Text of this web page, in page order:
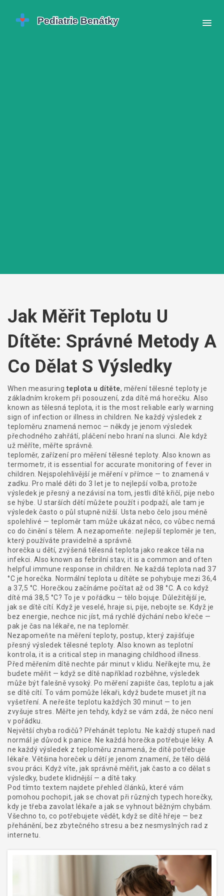
Jak Měřit Teplotu U
Dítěte: Správné Metody A
Co Dělat S Výsledky
When measuring teplota u dítěte, měření tělesné teploty je
základním krokem při posouzení, zda dítě má horečku . Also
known as tělesná teplota, it is the most reliable early warning
sign of infection or illness in children.
Ne každý výsledek z
teploměru znamená nemoc — někdy je jenom výsledek
přechodného zahřátí, pláčení nebo hraní na slunci. Ale když
už měříte, měřte správně.
teploměr, zařízení pro měření tělesné teploty. Also known as
termometr, it is essential for accurate monitoring of fever in
children.
Nejspolehlivější je měření v přímce — to znamená v
zadku. Pro malé děti do 3 let je to nejlepší volba, protože
výsledek je přesný a nezávisí na tom, jestli dítě křičí, pije nebo
se hýbe. U starších dětí můžete použít i podpaží, ale tam je
výsledek často o půl stupně nižší. Usta nebo čelo jsou méně
spolehlivé — teploměr tam může ukázat něco, co vůbec nemá
co do činění s tělem. A nezapomeňte: nejlepší teploměr je ten,
který používáte pravidelně a správně.
horečka u dětí, zvýšená tělesná teplota jako reakce těla na
infekci . Also known as febrilní stav, it is a common and often
helpful immune response in children.
Ne každá teplota nad 37
°C je horečka. Normální teplota u dítěte se pohybuje mezi 36,4
a 37,5 °C. Horečkou začínáme počítat až od 38 °C. A co když
dítě má 38,5 °C? To je v pořádku — tělo bojuje. Důležitější je,
jak se dítě cítí. Když je veselé, hraje si, pije, nebojte se. Když je
bez energie, nechce nic jíst, má rychlé dýchání nebo křeče —
pak je čas na lékaře, ne na teploměr.
Nezapomeňte na měření teploty, postup, který zajišťuje
přesný výsledek tělesné teploty. Also known as teplotní
kontrola, it is a critical step in managing childhood illness.
Před měřením dítě nechte pár minut v klidu. Neříkejte mu, že
budete měřit — když se dítě například rozběhne, výsledek
může být falešně vysoký. Po měření zapište čas, teplotu a jak
se dítě cítí. To vám pomůže lékaři, když budete muset jít na
vyšetření. A neřešte teplotu každých 30 minut — to jen
zvyšuje stres. Měřte jen tehdy, když se vám zdá, že něco není
v pořádku.
Největší chyba rodičů? Přehánět teplotu. Ne každý stupeň nad
normál je důvod k panice. Ne každá horečka potřebuje léky. A
ne každý výsledek z teploměru znamená, že dítě potřebuje
lékaře. Většina horeček u dětí je jenom znamení, že tělo dělá
svou práci. Když víte, jak správně měřit, jak často a co dělat s
výsledky, budete klidnější — a dítě taky.
Pod tímto textem najdete přehled článků, které vám
pomohou pochopit, jak se chovat při různých typech horečky,
kdy je třeba zavolat lékaře a jak se vyhnout běžným chybám.
Všechno to, co potřebujete vědět, když se dítě hřeje — bez
přehánění, bez zbytečného stresu a bez nesmyslných rad z
internetu.